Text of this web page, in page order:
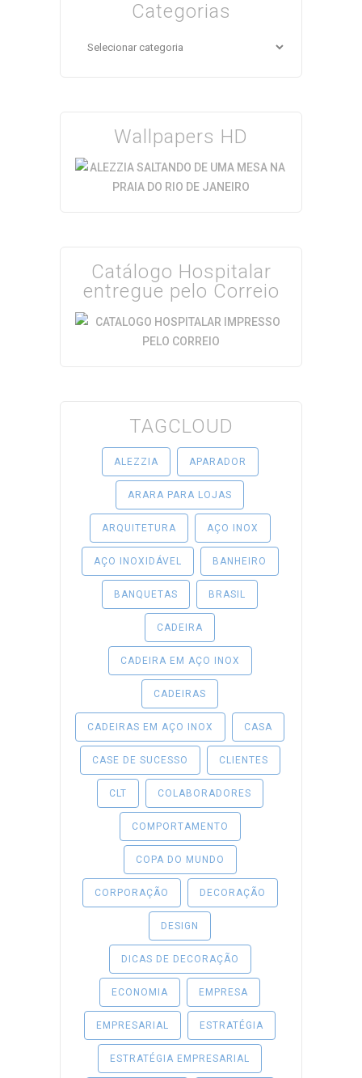
Categorias
Categorias
Wallpapers HD
Catálogo Hospitalar
entregue pelo Correio
TAGCLOUD
ALEZZIA APARADOR
ARARA PARA LOJAS
ARQUITETURA AÇO INOX
AÇO INOXIDÁVEL BANHEIRO
BANQUETAS BRASIL
CADEIRA
CADEIRA EM AÇO INOX
CADEIRAS
CADEIRAS EM AÇO INOX CASA
CASE DE SUCESSO CLIENTES
CLT COLABORADORES
COMPORTAMENTO
COPA DO MUNDO
CORPORAÇÃO DECORAÇÃO
DESIGN
DICAS DE DECORAÇÃO
ECONOMIA EMPRESA
EMPRESARIAL ESTRATÉGIA
ESTRATÉGIA EMPRESARIAL